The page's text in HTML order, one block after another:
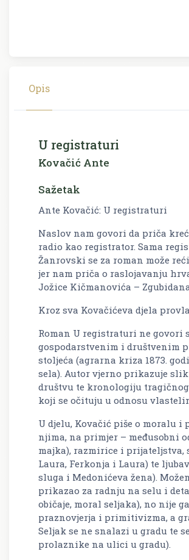
Opis
U registraturi
Kovačić Ante
Sažetak
Ante Kovačić: U registraturi
Naslov nam govori da priča
radio kao registrator. Sama
Žanrovski se za roman može
jer nam priča o raslojavanju
Jožice Kičmanovića –
Kroz sva Kovačićeva djela
Roman U registraturi ne govori
gospodarstvenim i društvenim
stoljeća (agrarna kriza 1873.
sela). Autor vjerno prikazuje
društvu te kronologiju
koji se očituju u odnosu
U djelu, Kovačić piše o moralu i
njima, na primjer – međusobni
majka), razmirice i prijateljstva,
Laura, Ferkonja i Laura) te
sluga i Medonićeva žena).
prikazao za radnju na selu i
običaje, moral seljaka), no nije
praznovjerja i primitivizma, a
Seljak se ne snalazi u gradu te
prolaznike na ulici u gradu).